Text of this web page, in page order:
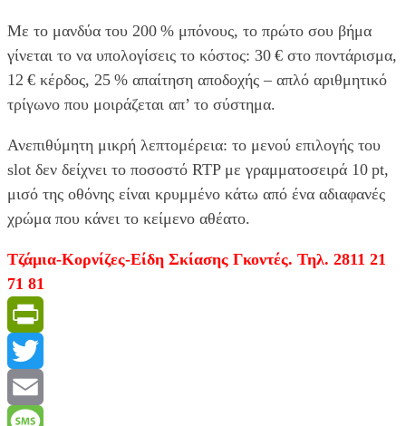
Με το μανδύα του 200 % μπόνους, το πρώτο σου βήμα
γίνεται το να υπολογίσεις το κόστος: 30 € στο ποντάρισμα,
12 € κέρδος, 25 % απαίτηση αποδοχής – απλό αριθμητικό
τρίγωνο που μοιράζεται απ’ το σύστημα.
Ανεπιθύμητη μικρή λεπτομέρεια: το μενού επιλογής του
slot δεν δείχνει το ποσοστό RTP με γραμματοσειρά 10 pt,
μισό της οθόνης είναι κρυμμένο κάτω από ένα αδιαφανές
χρώμα που κάνει το κείμενο αθέατο.
Τζάμια-Κορνίζες-Είδη Σκίασης Γκοντές. Τηλ. 2811 21
71 81
PrintFriendly
Twitter